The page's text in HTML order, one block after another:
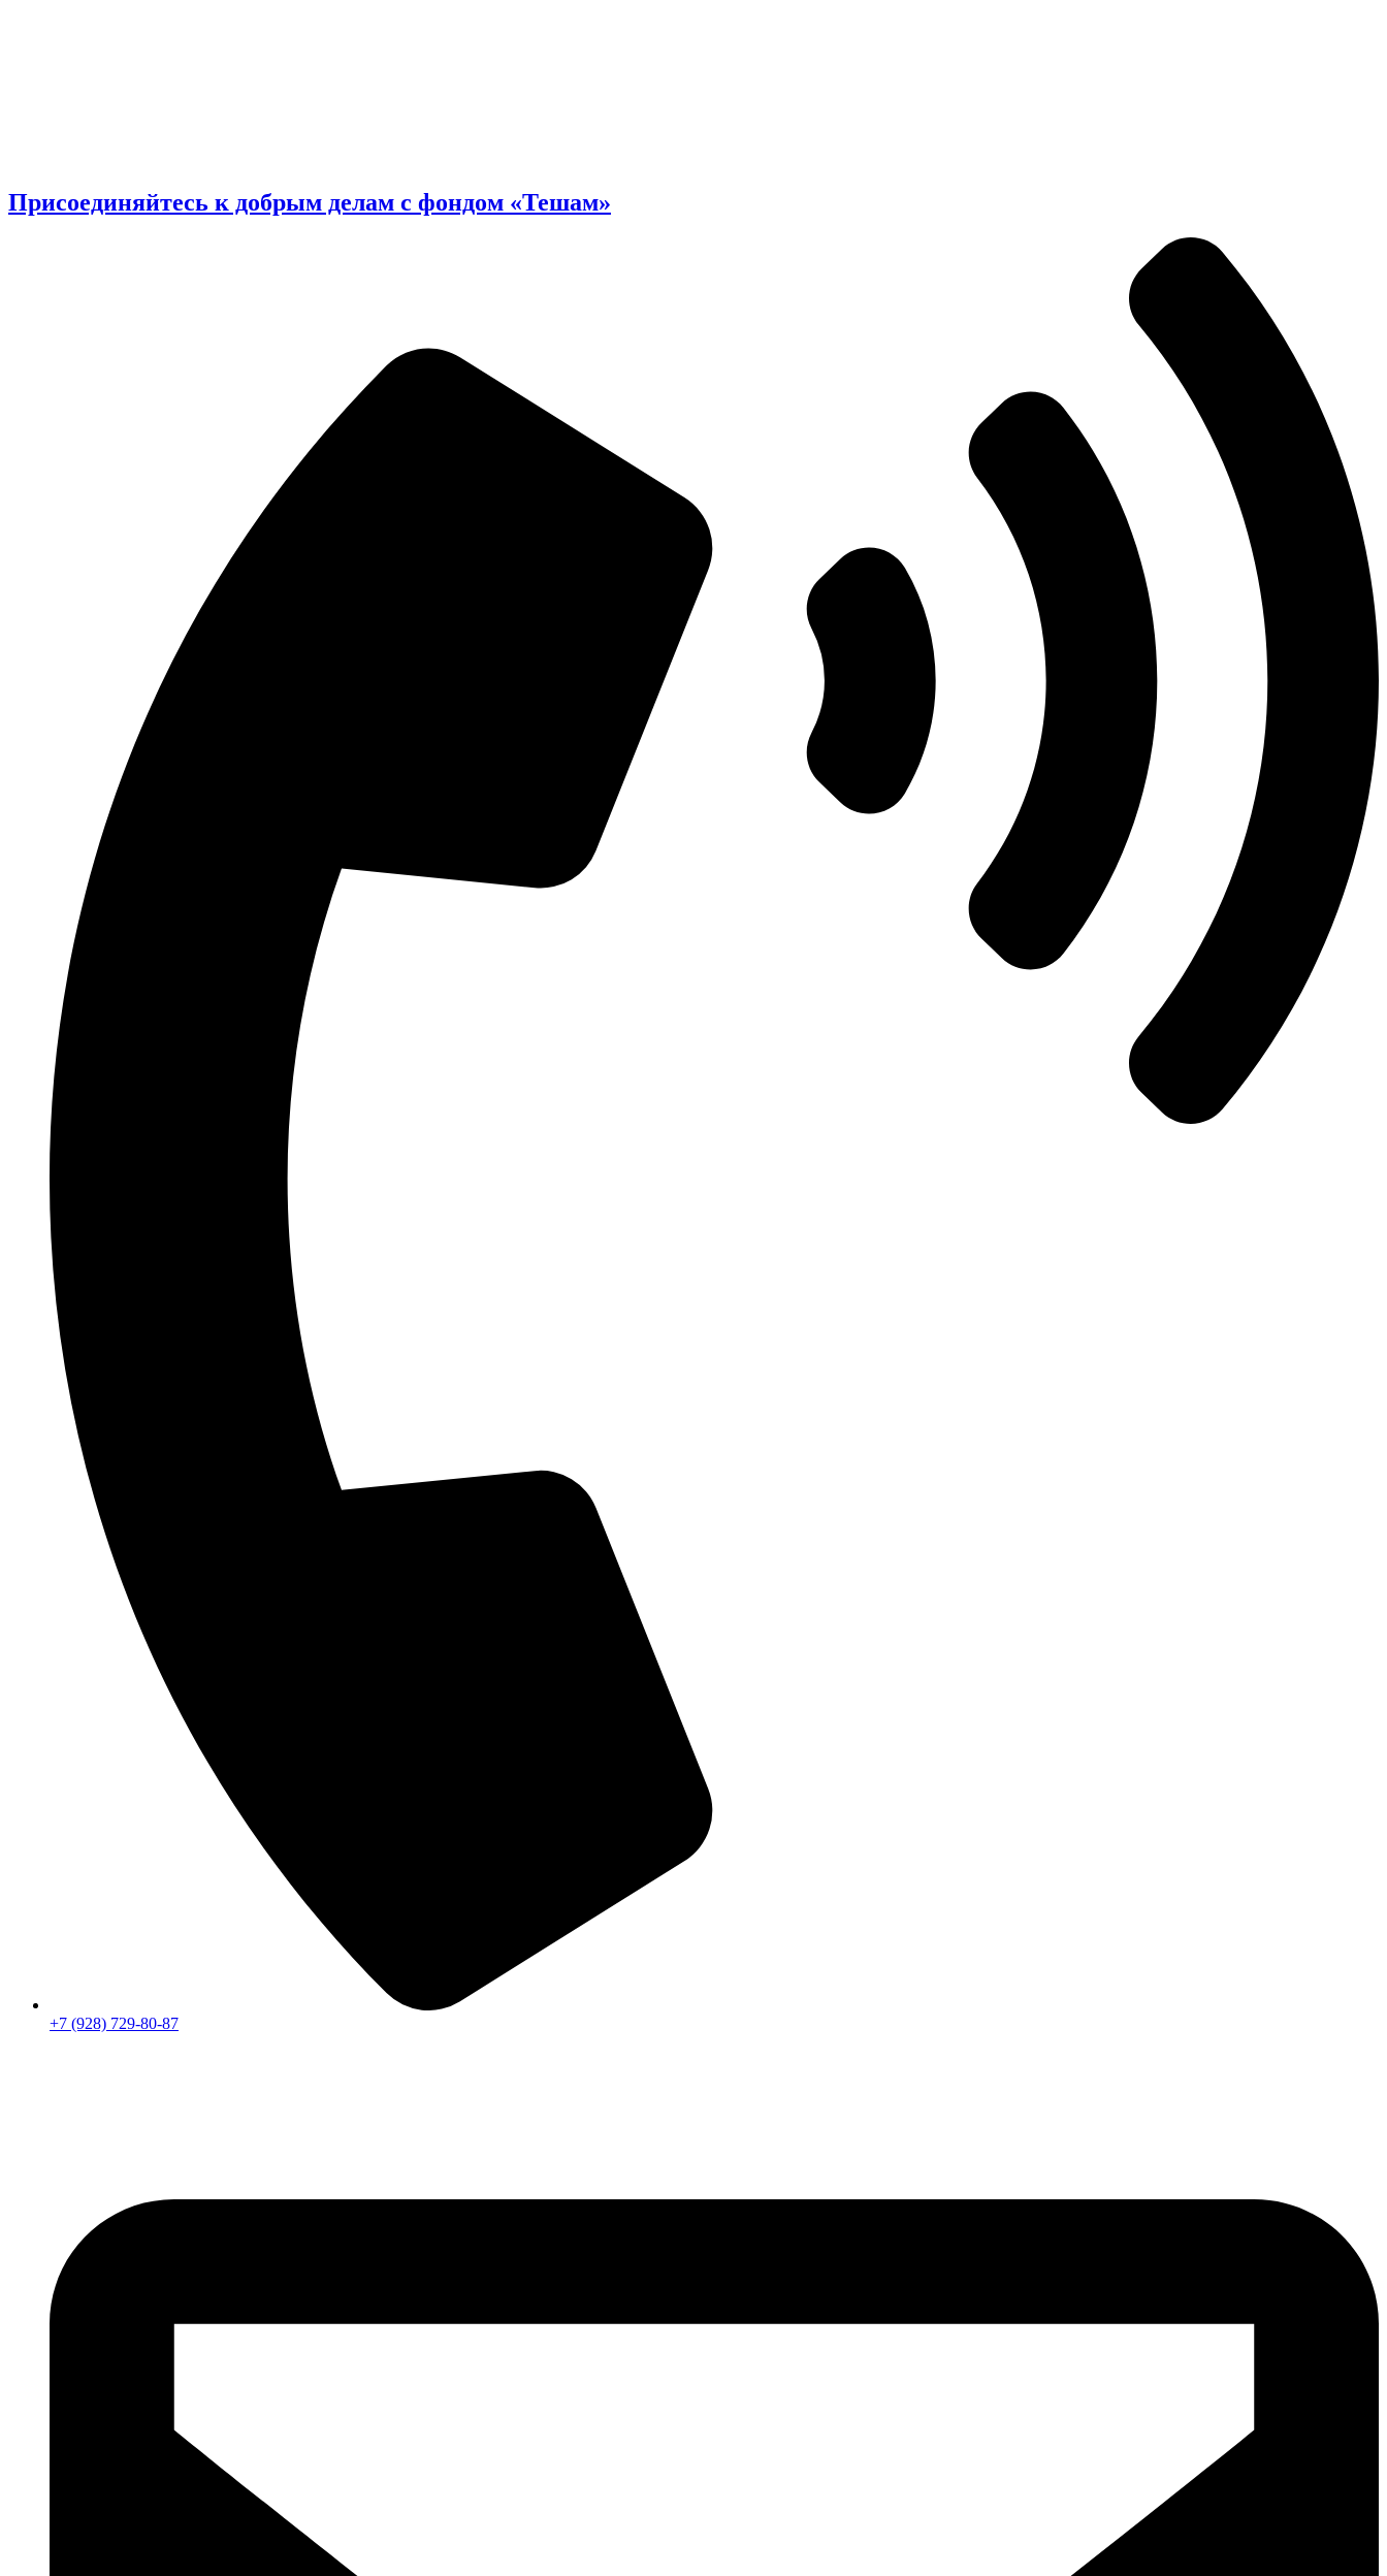
Присоединяйтесь к добрым делам с фондом «Тешам»
+7 (928) 729-80-87